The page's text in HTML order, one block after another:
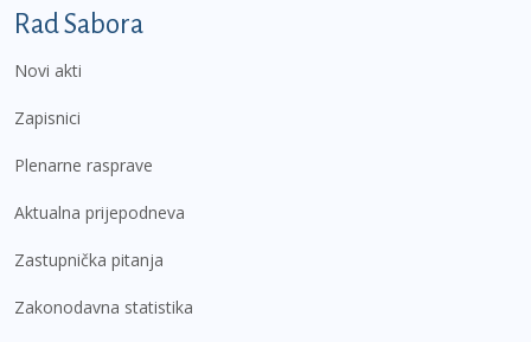
Podnožje prvi izbornik
Rad Sabora
Novi akti
Zapisnici
Plenarne rasprave
Aktualna prijepodneva
Zastupnička pitanja
Zakonodavna statistika